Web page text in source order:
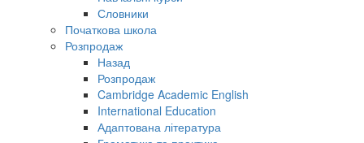
Словники
Початкова школа
Розпродаж
Назад
Розпродаж
Cambridge Academic English
International Education
Адаптована література